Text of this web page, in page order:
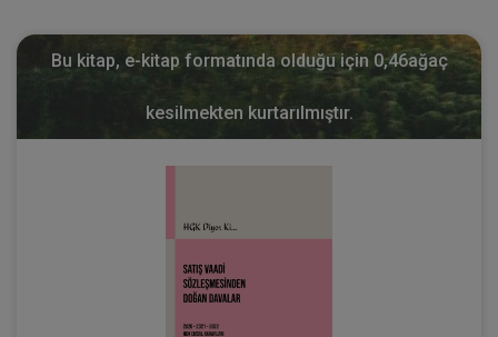
Bu kitap, e-kitap formatında olduğu için 0,46ağaç
kesilmekten kurtarılmıştır.